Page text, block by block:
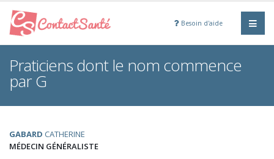
Besoin d'aide
Praticiens dont le nom commence
par G
GABARD CATHERINE
MÉDECIN GÉNÉRALISTE